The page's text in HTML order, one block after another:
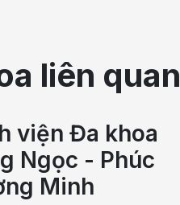
liên quan
viện Đa khoa
Ngọc - Phúc
Minh